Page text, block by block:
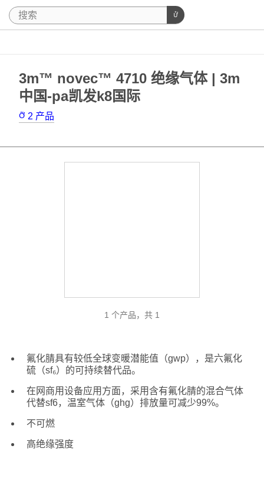
3m™ novec™ 4710 绝缘气体 | 3m
中国-pa凯发k8国际
2 产品
1 个产品，共 1
氟化腈具有较低全球变暖潜能值（gwp），是六氟化
硫（sf₆）的可持续替代品。
在网商用设备应用方面，采用含有氟化腈的混合气体
代替sf6，温室气体（ghg）排放量可减少99%。
不可燃
高绝缘强度